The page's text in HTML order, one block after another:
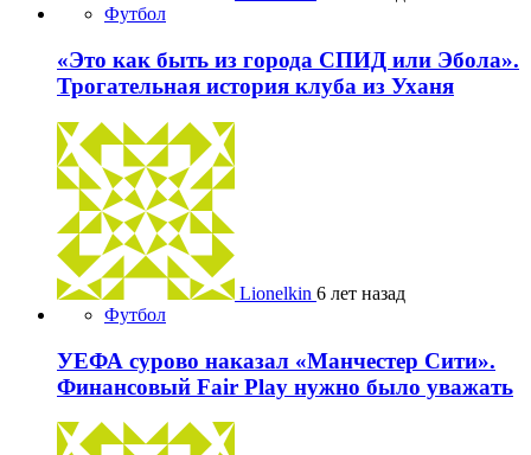
Футбол
«Это как быть из города СПИД или Эбола».
Трогательная история клуба из Уханя
Lionelkin 6 лет назад
Футбол
УЕФА сурово наказал «Манчестер Сити».
Финансовый Fair Play нужно было уважать